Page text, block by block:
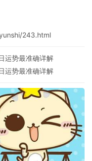
243.html
运势最准确详解
运势最准确详解